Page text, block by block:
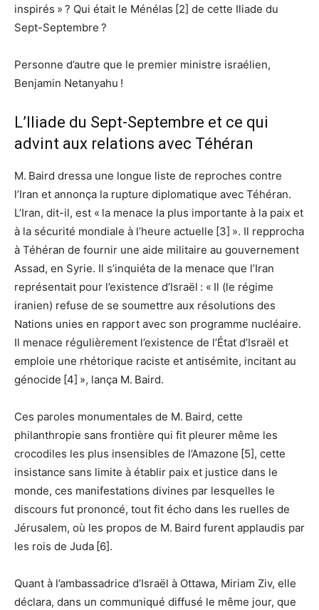
inspirés » ? Qui était le Ménélas [2] de cette Iliade du
Sept-Septembre ?
Personne d’autre que le premier ministre israélien,
Benjamin Netanyahu !
L’Iliade du Sept-Septembre et ce qui
advint aux relations avec Téhéran
M. Baird dressa une longue liste de reproches contre
l’Iran et annonça la rupture diplomatique avec Téhéran.
L’Iran, dit-il, est « la menace la plus importante à la paix et
à la sécurité mondiale à l’heure actuelle [3] ». Il repprocha
à Téhéran de fournir une aide militaire au gouvernement
Assad, en Syrie. Il s’inquiéta de la menace que l’Iran
représentait pour l’existence d’Israël : « Il (le régime
iranien) refuse de se soumettre aux résolutions des
Nations unies en rapport avec son programme nucléaire.
Il menace régulièrement l’existence de l’État d’Israël et
emploie une rhétorique raciste et antisémite, incitant au
génocide [4] », lança M. Baird.
Ces paroles monumentales de M. Baird, cette
philanthropie sans frontière qui fit pleurer même les
crocodiles les plus insensibles de l’Amazone [5], cette
insistance sans limite à établir paix et justice dans le
monde, ces manifestations divines par lesquelles le
discours fut prononcé, tout fit écho dans les ruelles de
Jérusalem, où les propos de M. Baird furent applaudis par
les rois de Juda [6].
Quant à l’ambassadrice d’Israël à Ottawa, Miriam Ziv, elle
déclara, dans un communiqué diffusé le même jour, que